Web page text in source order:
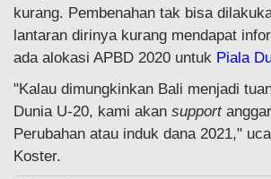
kurang. Pembenahan tak bisa
lantaran dirinya kurang mendapat
ada alokasi APBD 2020 untuk Piala
"Kalau dimungkinkan Bali menjadi
Dunia U-20, kami akan support
Perubahan atau induk dana 2021,"
Koster.